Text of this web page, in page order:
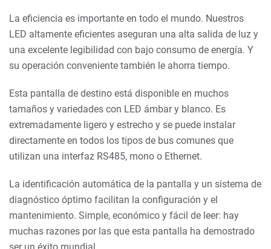
La eficiencia es importante en todo el mundo. Nuestros
LED altamente eficientes aseguran una alta salida de luz y
una excelente legibilidad con bajo consumo de energía. Y
su operación conveniente también le ahorra tiempo.
Esta pantalla de destino está disponible en muchos
tamaños y variedades con LED ámbar y blanco. Es
extremadamente ligero y estrecho y se puede instalar
directamente en todos los tipos de bus comunes que
utilizan una interfaz RS485, mono o Ethernet.
La identificación automática de la pantalla y un sistema de
diagnóstico óptimo facilitan la configuración y el
mantenimiento. Simple, económico y fácil de leer: hay
muchas razones por las que esta pantalla ha demostrado